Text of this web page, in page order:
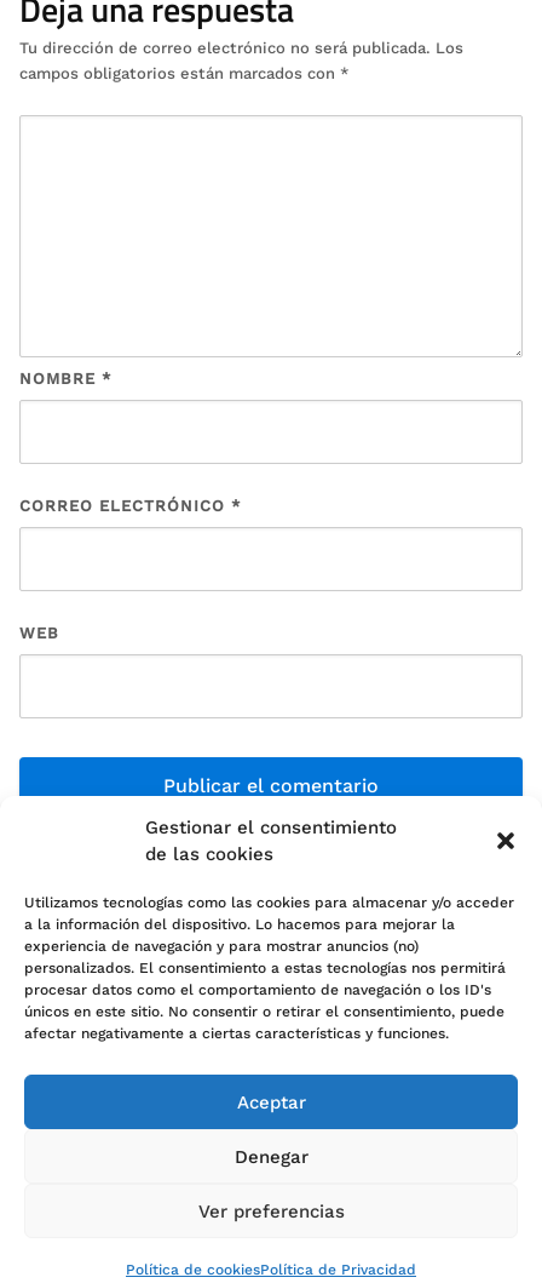
Gestionar el consentimiento
de las cookies
Utilizamos tecnologías como las cookies para almacenar y/o acceder
a la información del dispositivo. Lo hacemos para mejorar la
experiencia de navegación y para mostrar anuncios (no)
personalizados. El consentimiento a estas tecnologías nos permitirá
procesar datos como el comportamiento de navegación o los ID's
únicos en este sitio. No consentir o retirar el consentimiento, puede
afectar negativamente a ciertas características y funciones.
Aceptar
Denegar
Ver preferencias
Política de cookiesPolítica de Privacidad
Tu dirección de correo electrónico no será publicada. Los
campos obligatorios están marcados con *
NOMBRE *
CORREO ELECTRÓNICO *
WEB
Política de cookies (UE)
Política de Privacidad